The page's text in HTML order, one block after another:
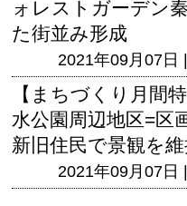
ォレストガーデン
た街並み形成
2021年09月07日 |
【まちづくり月間
水公園周辺地区=区
新旧住民で景観を
2021年09月07日 |